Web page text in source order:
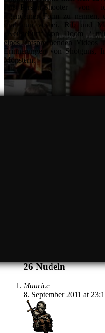
First-Person-Shooter
irgendeiner Form zu nennen,
sind nun vorbei. Rib und
„Neugeburt“ von Doom 2
eines entsprechenden Videos
Erinnerungen von Shotguns,
Monstern.
26Nudeln
Maurice
8. September 2011 at